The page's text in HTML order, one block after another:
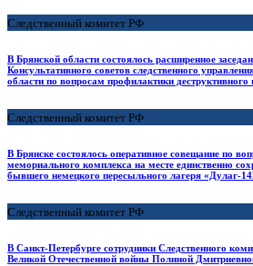
Следственный комитет РФ
В Брянской области состоялось расширенное
Консультативного советов следственного
области по вопросам профилактики деструктивного
Следственный комитет РФ
В Брянске состоялось оперативное совещание по
мемориального комплекса на месте единственно
бывшего немецкого пересыльного лагеря «Дулаг-
Следственный комитет РФ
В Санкт-Петербурге сотрудники Следственного
Великой Отечественной войны Полиной